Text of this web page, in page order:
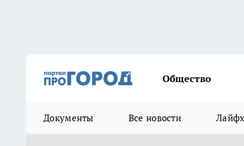
Общество
Документы Все новости